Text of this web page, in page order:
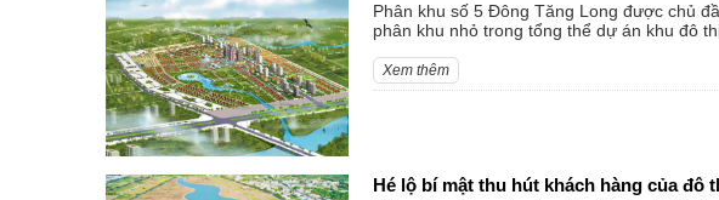
Phân khu số 5 Đông Tăng Long được chủ
phân khu nhỏ trong tổng thể dự án khu đô
Xem thêm
Hé lộ bí mật thu hút khách hàng của